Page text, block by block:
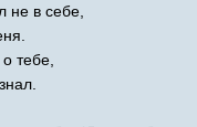
не в себе,
тебе,